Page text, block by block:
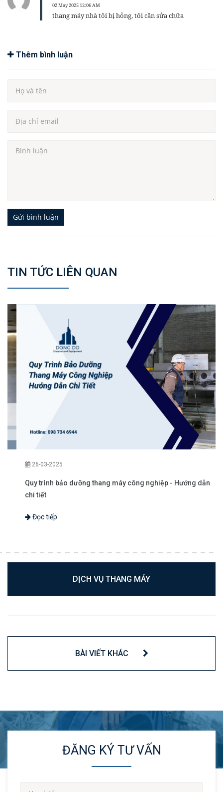
02 May 2025 12:06 AM
thang máy nhà tôi bị hỏng, tôi cần sửa chữa
Thêm bình luận
Gửi bình luận
TIN TỨC LIÊN QUAN
26-03-2025
Quy trình bảo dưỡng thang máy công nghiệp - Hướng dẫn
chi tiết
Đọc tiếp
DỊCH VỤ THANG MÁY
BÀI VIẾT KHÁC
ĐĂNG KÝ TƯ VẤN